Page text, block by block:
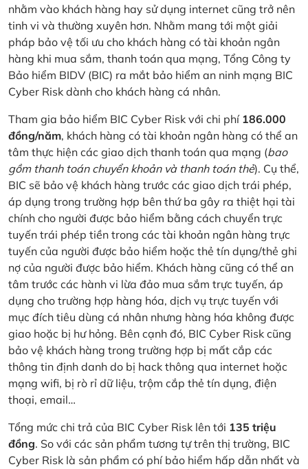
nhằm vào khách hàng hay sử dụng internet cũng trở nên
tinh vi và thường xuyên hơn. Nhằm mang tới một giải
pháp bảo vệ tối ưu cho khách hàng có tài khoản ngân
hàng khi mua sắm, thanh toán qua mạng, Tổng Công ty
Bảo hiểm BIDV (BIC) ra mắt bảo hiểm an ninh mạng BIC
Cyber Risk dành cho khách hàng cá nhân.
Tham gia bảo hiểm BIC Cyber Risk với chi phí 186.000
đồng/năm, khách hàng có tài khoản ngân hàng có thể an
tâm thực hiện các giao dịch thanh toán qua mạng (bao
gồm thanh toán chuyển khoản và thanh toán thẻ). Cụ thể,
BIC sẽ bảo vệ khách hàng trước các giao dịch trái phép,
áp dụng trong trường hợp bên thứ ba gây ra thiệt hại tài
chính cho người được bảo hiểm bằng cách chuyển trực
tuyến trái phép tiền trong các tài khoản ngân hàng trực
tuyến của người được bảo hiểm hoặc thẻ tín dụng/thẻ ghi
nợ của người được bảo hiểm. Khách hàng cũng có thể an
tâm trước các hành vi lừa đảo mua sắm trực tuyến, áp
dụng cho trường hợp hàng hóa, dịch vụ trực tuyến với
mục đích tiêu dùng cá nhân nhưng hàng hóa không được
giao hoặc bị hư hỏng. Bên cạnh đó, BIC Cyber Risk cũng
bảo vệ khách hàng trong trường hợp bị mất cắp các
thông tin định danh do bị hack thông qua internet hoặc
mạng wifi, bị rò rỉ dữ liệu, trộm cắp thẻ tín dụng, điện
thoại, email…
Tổng mức chi trả của BIC Cyber Risk lên tới 135 triệu
đồng. So với các sản phẩm tương tự trên thị trường, BIC
Cyber Risk là sản phẩm có phí bảo hiểm hấp dẫn nhất và